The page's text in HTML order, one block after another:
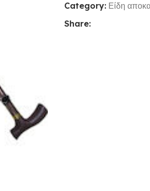
Category: Είδη
Share: